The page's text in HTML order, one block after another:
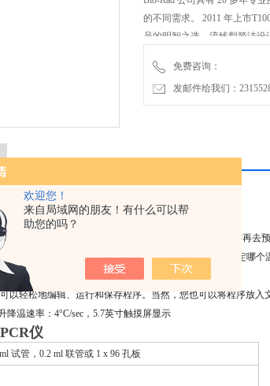
欢迎您！
来自局域网的朋友！有什么可以帮
助您的吗？
的不同需求。 2011 年上市
员的明智之选。流线型简洁
免费咨询：
发邮件给我们：
仪
行程序非常方便。
的96孔
，非常适合小型实验室。有了它，您无需再去
于优化分析条件。它能够同时检测8种退火温度，以便确定哪
结果。
以轻松地编辑、运行和保存程序。当然，您也可以将程序放入
降温速率：4°C/sec，5.7英寸触摸屏显示
PCR仪
试管，0.2 ml 联管或 1 x 96 孔板